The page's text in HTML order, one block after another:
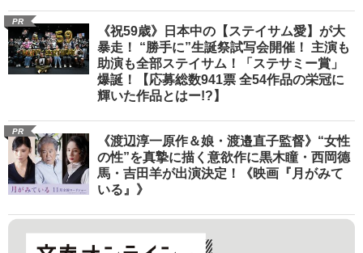
PR
《祝59歳》日本中の【ステイサム愛】が大
暴走！ “勝手に”生誕祭試写会開催！ 主演も
助演も全部ステイサム！「ステサミー賞」
爆誕！【応募総数941票 全54作品の栄冠に
輝いた作品とはー!?】
PR
《渡辺淳一原作＆娘・渡邉直子監督》“女性
の性”を真摯に描く意欲作に黒木瞳・西岡德
馬・吉田羊が出演決定！《映画『月がみて
いる』》